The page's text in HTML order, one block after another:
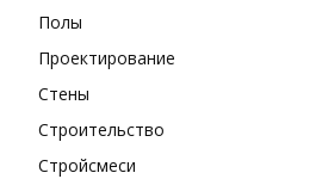
Полы
Проектирование
Стены
Строительство
Стройсмеси